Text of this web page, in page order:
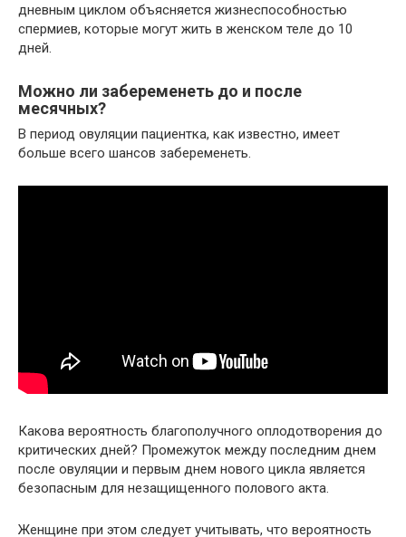
дневным циклом объясняется жизнеспособностью
спермиев, которые могут жить в женском теле до 10
дней.
Можно ли забеременеть до и после
месячных?
В период овуляции пациентка, как известно, имеет
больше всего шансов забеременеть.
Какова вероятность благополучного оплодотворения до
критических дней? Промежуток между последним днем
после овуляции и первым днем нового цикла является
безопасным для незащищенного полового акта.
Женщине при этом следует учитывать, что вероятность